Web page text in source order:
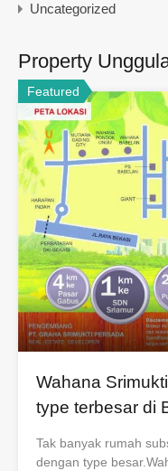
Uncategorized
Property
Featured
Wahana
type terbesar di
Tak banyak rumah
dengan type